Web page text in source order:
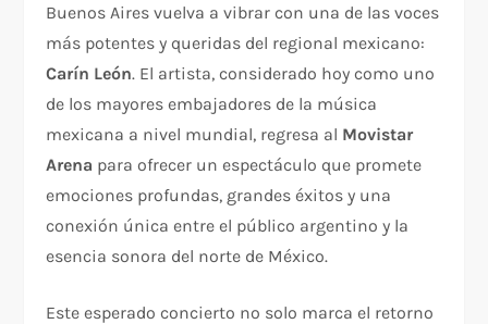
Buenos Aires vuelva a vibrar con una de las voces
más potentes y queridas del regional mexicano:
Carín León. El artista, considerado hoy como uno
de los mayores embajadores de la música
mexicana a nivel mundial, regresa al Movistar
Arena para ofrecer un espectáculo que promete
emociones profundas, grandes éxitos y una
conexión única entre el público argentino y la
esencia sonora del norte de México.
Este esperado concierto no solo marca el retorno